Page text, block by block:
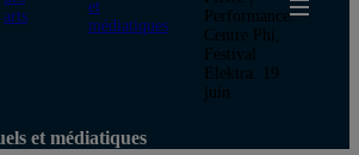
arts
et
médiatiques
Performance.
Centre Phi,
Festival
Elektra. 19
juin
et médiatiques